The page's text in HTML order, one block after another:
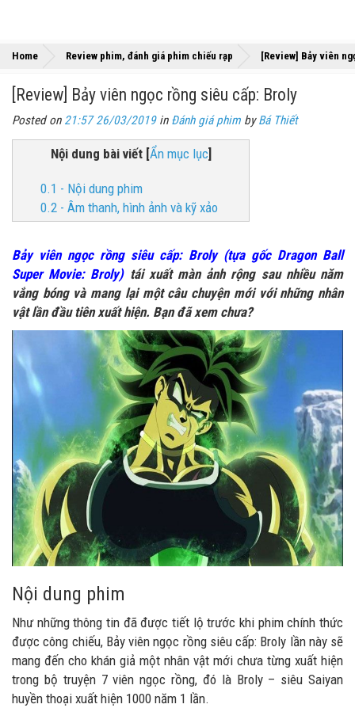
Home Review phim, đánh giá phim chiếu rạp [Review] Bảy viên
[Review] Bảy viên ngọc rồng siêu cấp: Broly
Posted on 21:57 26/03/2019in Đánh giá phim byBá Thiết
Nội dung bài viết[Ẩn mục lục]
0.1 - Nội dung phim
0.2 - Âm thanh, hình ảnh và kỹ xảo
Bảy viên ngọc rồng siêu cấp: Broly (tựa gốc Dragon Ball
Super Movie: Broly)tái xuất màn ảnh rộng sau nhiều năm
vắng bóng và mang lại một câu chuyện mới với những nhân
vật lần đầu tiên xuất hiện. Bạn đã xem chưa?
Nội dung phim
Như những thông tin đã được tiết lộ trước khi phim chính thức
được công chiếu, Bảy viên ngọc rồng siêu cấp: Broly lần này sẽ
mang đến cho khán giả một nhân vật mới chưa từng xuất hiện
trong bộ truyện 7 viên ngọc rồng, đó là Broly – siêu Saiyan
huyền thoại xuất hiện 1000 năm 1 lần.